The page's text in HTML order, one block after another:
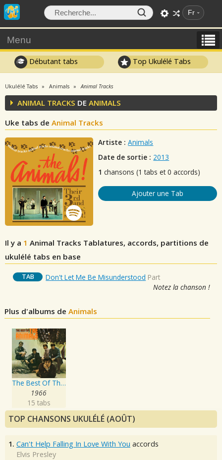
Fr
Menu
Débutant tabs Top Ukulélé Tabs
Ukulélé Tabs Animals Animal Tracks
ANIMAL TRACKS DE ANIMALS
Uke tabs de Animal Tracks
Artiste : Animals
Date de sortie : 2013
1 chansons (1 tabs et 0 accords)
Ajouter une Tab
Il y a 1 Animal Tracks Tablatures, accords, partitions de
ukulélé tabs en base
TAB Don't Let Me Be Misunderstood Part
Notez la chanson !
Plus d'albums deAnimals
The Best Of The Animals
1966
15 tabs
TOP CHANSONS UKULÉLÉ (AOÛT)
1. Can't Help Falling In Love With You accords
Elvis Presley